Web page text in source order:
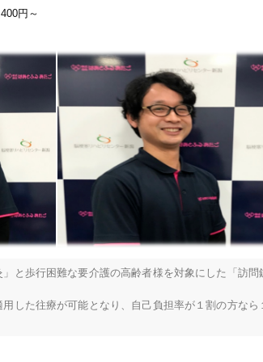
円～
と歩行困難な要介護の高齢者様を対象にした「訪問
した往療が可能となり、自己負担率が１割の方なら